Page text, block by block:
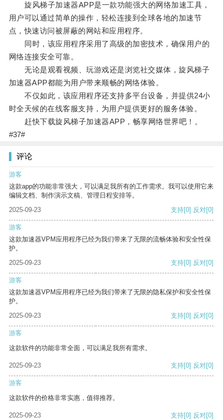
旋风梯子加速器APP是一款功能强大的网络加速工具，
用户可以通过简单的操作，轻松连接到全球各地的加速节
点，快速访问被屏蔽的网站和应用程序。
同时，该应用程序采用了高级的加密技术，确保用户的
网络连接安全可靠。
无论是观看视频、玩游戏还是浏览社交媒体，旋风梯子
加速器APP都能为用户带来顺畅的网络体验。
不仅如此，该应用程序还支持多平台设备，并提供24小
时全天候的在线客服支持，为用户提供更好的服务体验。
赶快下载旋风梯子加速器APP，畅享网络世界吧！。
#37#
评论
游客
这款app的功能非常强大，可以满足我所有的工作需求。我可以使用它来
编辑文档、制作演示文稿、管理日程安排等。
2025-09-23
支持[0] 反对[0]
游客
这款加速器VPM应用程序已经为我们带来了无限的流畅体验和安全性保
护。
2025-09-23
支持[0] 反对[0]
游客
这款加速器VPM应用程序已经为我们带来了无限的隐私保护和安全性保
护。
2025-09-23
支持[0] 反对[0]
游客
这款软件的功能非常全面，可以满足我所有需求。
2025-09-23 支持[0] 反对[0]
游客
这款软件的价格非常实惠，值得推荐。
2025-09-23 支持[0] 反对[0]